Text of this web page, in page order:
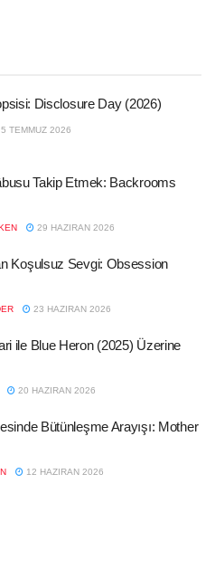
Disclosure Day (2026)
5 TEMMUZ 2026
Takip Etmek: Backrooms
29 HAZIRAN 2026
Koşulsuz Sevgi: Obsession
23 HAZIRAN 2026
ile Blue Heron (2025) Üzerine
20 HAZIRAN 2026
Bütünleşme Arayışı: Mother
12 HAZIRAN 2026